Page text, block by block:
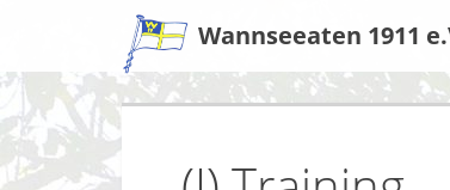
Wannseeaten 1911